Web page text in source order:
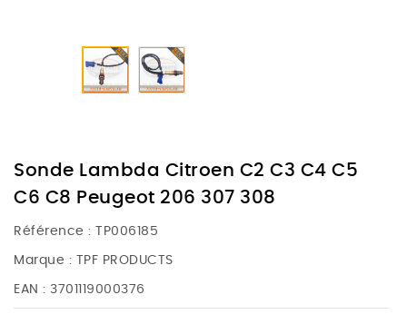
Sonde Lambda Citroen C2 C3 C4 C5
C6 C8 Peugeot 206 307 308
Référence : TP006185
Marque : TPF PRODUCTS
EAN : 3701119000376